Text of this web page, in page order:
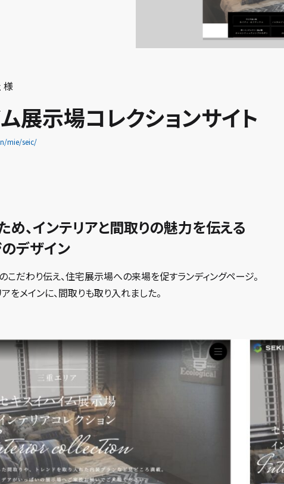
様
展示場コレクションサイト
mie/seic/
、インテリアと間取りの魅力を伝える
デザイン
こだわり伝え、住宅展示場への来場を促すランディングページ。
メインに、間取りも取り入れました。